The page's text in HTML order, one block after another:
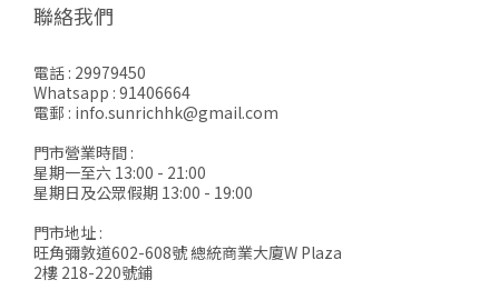
聯絡我們
電話 : 29979450
Whatsapp : 91406664
電郵 : info.sunrichhk@gmail.com
門市營業時間 :
星期一至六 13:00 - 21:00
星期日及公眾假期 13:00 - 19:00
門市地址 :
旺角彌敦道602-608號 總統商業大廈W Plaza
2樓 218-220號鋪